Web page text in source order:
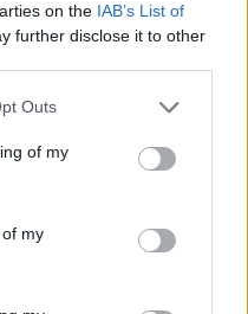
on the IAB’s List of
further disclose it to other
Outs
of my
my
que han nacido en
pudo dar una charla
sobre la
tal, así como la
los comentaristas de
en auge que está